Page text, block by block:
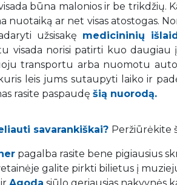
būna malonios ir be trikdžių.
nuotaiką ar net visas atostogas.
užsisakę medicininių
visada norisi patirti kuo daugiau
transportu arba nuomotu
leis jums sutaupyti laiko ir
rasite paspaudę šią nuorodą.
savarankiškai? Peržiūrėkite
pagalba rasite bene pigiausius
galite pirkti bilietus į